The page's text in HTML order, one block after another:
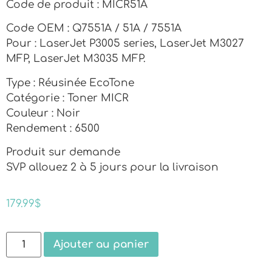
Code de produit : MICR51A
Code OEM : Q7551A / 51A / 7551A
Pour : LaserJet P3005 series, LaserJet M3027
MFP, LaserJet M3035 MFP.
Type : Réusinée EcoTone
Catégorie : Toner MICR
Couleur : Noir
Rendement : 6500
Produit sur demande
SVP allouez 2 à 5 jours pour la livraison
179.99$
Ajouter au panier